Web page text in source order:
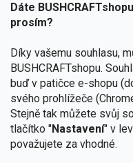
Dáte
prosím?
Díky vašemu souhlasu,
BUSHCRAFTshopu.
buď v patičce e-shopu
svého prohlížeče
Stejně tak můžete svůj
tlačítko "Nastavení" v
považujete za vhodné.